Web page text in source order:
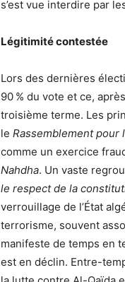
s’est vue interdire par
Légitimité contestée
Lors des dernières
90 % du vote et ce,
troisième terme. Les
le Rassemblement pour
comme un exercice
Nahdha. Un vaste
le respect de la
verrouillage de l’État
terrorisme, souvent
manifeste de temps en
est en déclin. Entre-